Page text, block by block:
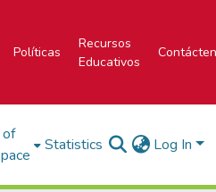
Políticas
Recursos
Educativos
Statistics Log In